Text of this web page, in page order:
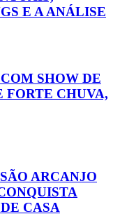
E A ANÁLISE
SHOW DE
FORTE CHUVA,
ARCANJO
CASA